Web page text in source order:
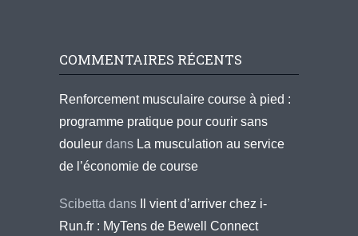
COMMENTAIRES RÉCENTS
Renforcement musculaire course à pied :
programme pratique pour courir sans
douleur dans La musculation au service
de l’économie de course
Scibetta dans
Il vient d’arriver chez i-
Run.fr : MyTens de Bewell Connect